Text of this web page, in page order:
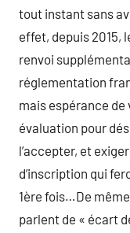
tout instant sans
effet, depuis 2015,
renvoi
réglementation
mais espérance de
évaluation pour
l’accepter, et
d’inscription qui
1ère fois…De
parlent de « écart